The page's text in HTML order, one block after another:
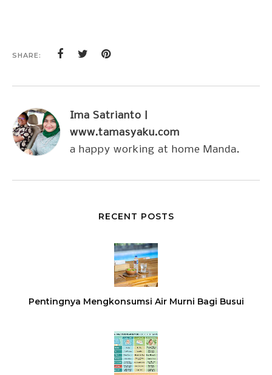
SHARE:
Ima Satrianto |
www.tamasyaku.com
a happy working at home Manda.
RECENT POSTS
Pentingnya Mengkonsumsi Air Murni Bagi Busui